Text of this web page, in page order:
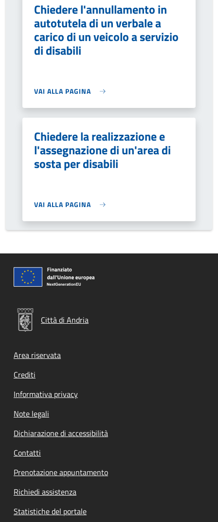
Chiedere l'annullamento in
autotutela di un verbale a
carico di un veicolo a servizio
di disabili
VAI ALLA PAGINA
Chiedere la realizzazione e
l'assegnazione di un'area di
sosta per disabili
VAI ALLA PAGINA
Città di Andria
Footer menu
Area riservata
Crediti
Informativa privacy
Note legali
Dichiarazione di accessibilità
Contatti
Prenotazione appuntamento
Richiedi assistenza
Statistiche del portale